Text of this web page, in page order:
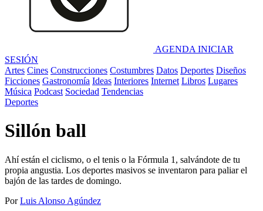
AGENDA INICIAR
SESIÓN
Artes Cines Construcciones Costumbres Datos Deportes Diseños
Ficciones Gastronomía Ideas Interiores Internet Libros Lugares
Música Podcast Sociedad Tendencias
Deportes
Sillón ball
Ahí están el ciclismo, o el tenis o la Fórmula 1, salvándote de tu
propia angustia. Los deportes masivos se inventaron para paliar el
bajón de las tardes de domingo.
Por Luis Alonso Agúndez